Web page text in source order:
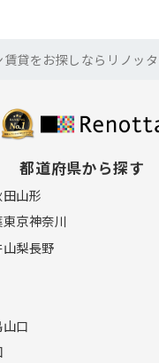
貸をお探しならリノッタ
都道府県から探す
山形
東京神奈川
山梨長野
山口